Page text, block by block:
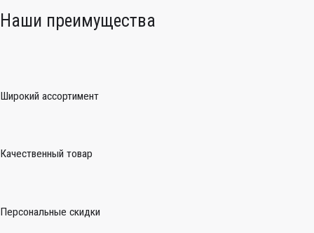
Наши преимущества
Широкий ассортимент
Качественный товар
Персональные скидки